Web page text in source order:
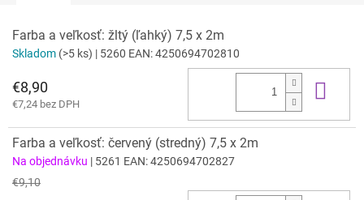
Farba a veľkosť: žltý (ľahký) 7,5 x 2m
Skladom (>5 ks) | 5260 EAN:4250694702810
€8,90
€7,24 bez DPH
Farba a veľkosť: červený (stredný) 7,5 x 2m
Na objednávku | 5261 EAN:4250694702827
€9,10